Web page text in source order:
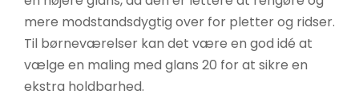
mere modstandsdygtig over for pletter og ridser.
Til børneværelser kan det være en god idé at
vælge en maling med glans 20 for at sikre en
ekstra holdbarhed.